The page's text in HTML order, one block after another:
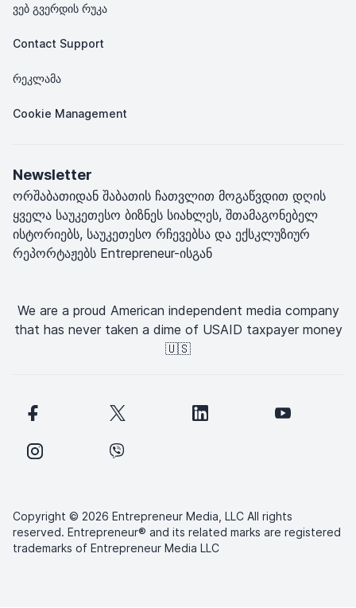
ვებ გვერდის რუკა
Contact Support
რეკლამა
Cookie Management
Newsletter
ორშაბათიდან შაბათის ჩათვლით მოგაწვდით დღის
ყველა საუკეთესო ბიზნეს სიახლეს, შთამაგონებელ
ისტორიებს, საუკეთესო რჩევებსა და ექსკლუზიურ
რეპორტაჟებს Entrepreneur-ისგან
We are a proud American independent media company
that has never taken a dime of USAID taxpayer money
🇺🇸
Copyright © 2026 Entrepreneur Media, LLC All rights
reserved. Entrepreneur® and its related marks are registered
trademarks of Entrepreneur Media LLC